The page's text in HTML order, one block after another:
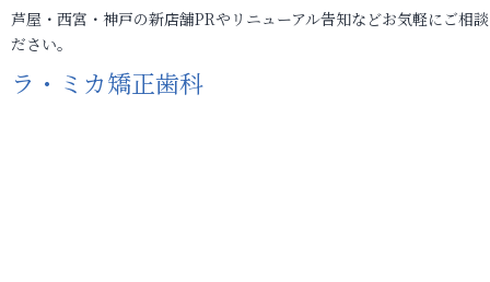
芦屋・西宮・神戸の新店舗PRやリニューアル告知などお気軽にご相
ださい。
ラ・ミカ矯正歯科